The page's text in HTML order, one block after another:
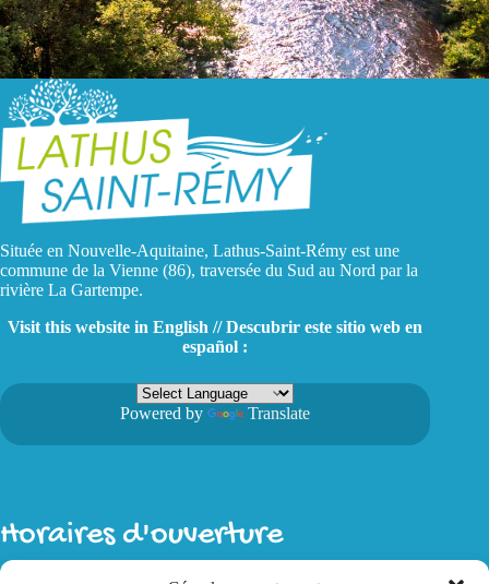
Située en Nouvelle-Aquitaine, Lathus-Saint-Rémy est une
commune de la Vienne (86), traversée du Sud au Nord par la
rivière La Gartempe.
Visit this website in English // Descubrir este sitio web en
español :
Powered by Translate
Horaires d'ouverture